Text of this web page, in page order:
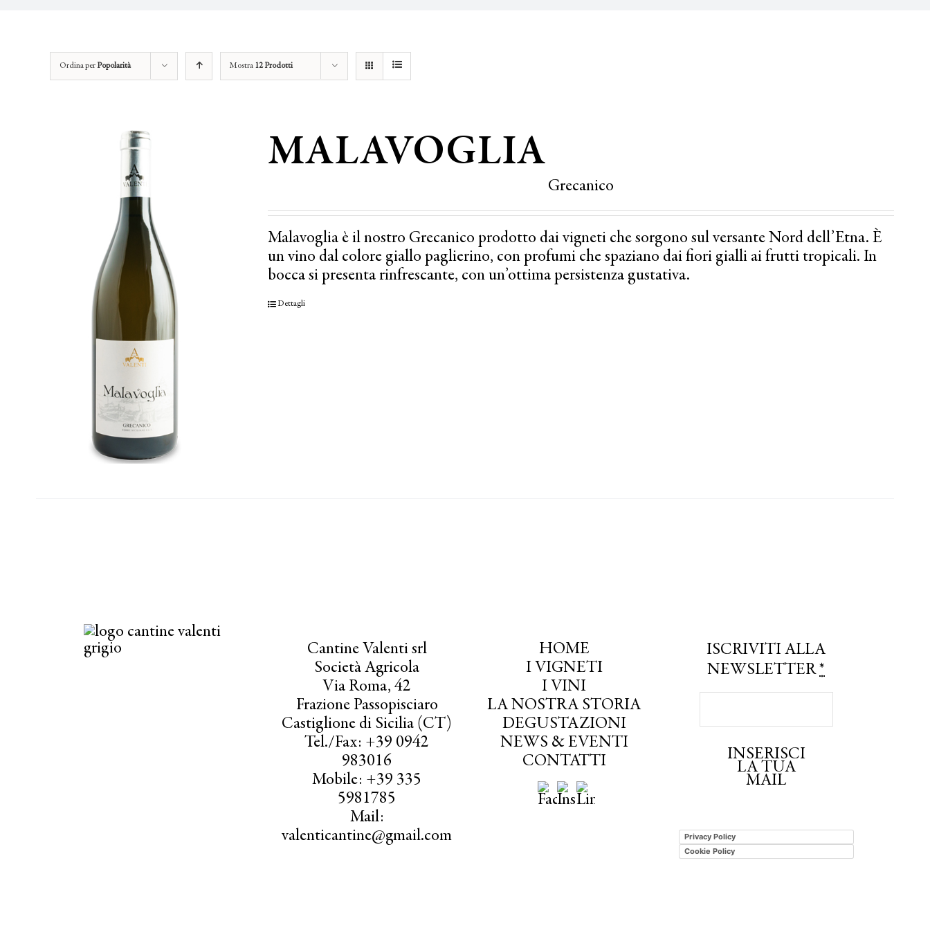
Ordina per Popolarità Mostra 12 Prodotti
MALAVOGLIA
Grecanico
Malavoglia è il nostro Grecanico prodotto dai vigneti che sorgono sul versante Nord dell’Etna. È
un vino dal colore giallo paglierino, con profumi che spaziano dai fiori gialli ai frutti tropicali. In
bocca si presenta rinfrescante, con un’ottima persistenza gustativa.
Dettagli
Cantine Valenti srl
Società Agricola
Via Roma, 42
Frazione Passopisciaro
Castiglione di Sicilia (CT)
Tel./Fax: +39 0942
983016
Mobile: +39 335
5981785
Mail:
valenticantine@gmail.com
HOME
I VIGNETI
I VINI
LA NOSTRA STORIA
DEGUSTAZIONI
NEWS & EVENTI
CONTATTI
ISCRIVITI ALLA
NEWSLETTER*
INSERISCI
LA TUA
MAIL
Privacy Policy
Cookie Policy